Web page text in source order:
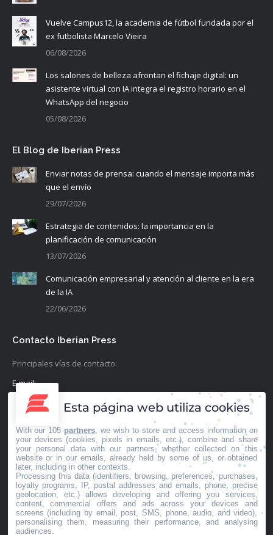
Vuelve Campus12, la academia de fútbol fundada por el
ex futbolista Marcelo Vieira
06/08/2026
Los salones de belleza afrontan el fichaje digital: un
asistente virtual con IA integra el registro horario en el
WhatsApp del negocio
05/08/2026
El Blog de Iberian Press
Enviar notas de prensa: cuando el mensaje importa más
que el envío
29/07/2026
Estrategia de contenidos: la importancia en la
planificación de comunicación
13/07/2026
Comunicación empresarial y atención al cliente en la era
de la IA
22/06/2026
Contacto Iberian Press
Principales vías de contacto:
E-mail:
info@iberianpress.es
+34 911863556
Fax:
+34 911863556
Encuéntranos en:
Facebook
page
X
page
YouTube
page
Rss
page
Esta página web utiliza cookies
With our 105 partners , we wish to store and access information on
your devices (cookies, pixels in emails, etc.), combine and share
your personal data with our partners, whether collected on this
website or in our emails, already held by some of us, or obtained
later, including in other contexts.
Processing this data (identifiers, browsing, preferences, purchases,
loyalty programs, IP, postal addresses and emails, phone, precise
geolocation, etc.) allows developing and offering you services,
content, commercial offers and ads across your devices and
screens (including by email, post, SMS, phone, audio, and video),
personalising them, measuring their performance, and analysing
audiences.